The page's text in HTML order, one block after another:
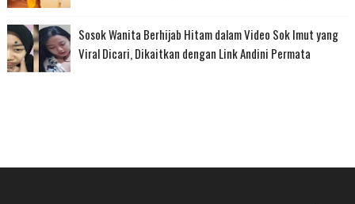
Sosok Wanita Berhijab Hitam dalam Video Sok Imut yang
Viral Dicari, Dikaitkan dengan Link Andini Permata